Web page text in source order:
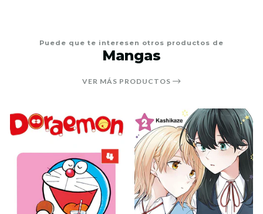
Puede que te interesen otros productos de
Mangas
VER MÁS PRODUCTOS